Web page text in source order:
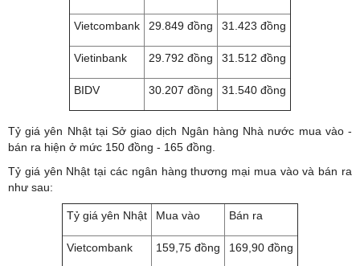
Vietcombank 29.849 đồng 31.423 đồng
Vietinbank 29.792 đồng 31.512 đồng
BIDV 30.207 đồng 31.540 đồng
Tỷ giá yên Nhật tại Sở giao dịch Ngân hàng Nhà nước mua vào -
bán ra hiện ở mức 150 đồng - 165 đồng.
Tỷ giá yên Nhật tại các ngân hàng thương mại mua vào và bán ra
như sau:
Tỷ giá yên Nhật Mua vào Bán ra
Vietcombank 159,75 đồng 169,90 đồng